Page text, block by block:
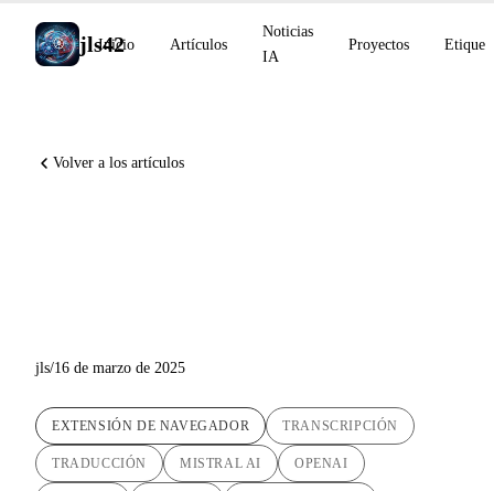
jls42
Inicio Artículos
Noticias
IA
Proyectos
Volver a los artículos
jls/16 de marzo de 2025
EXTENSIÓN DE NAVEGADOR TRANSCRIPCIÓN
TRADUCCIÓN MISTRAL AI OPENAI